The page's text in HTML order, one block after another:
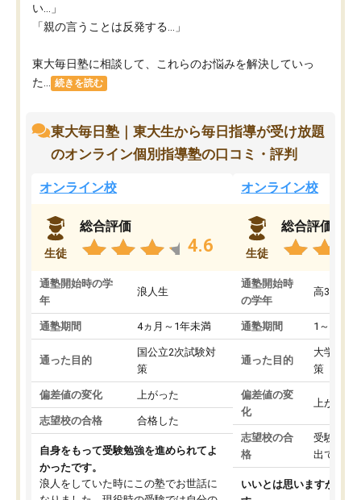
い…」
「親の言うことは反発する…」
東大毎日塾に相談して、これらのお悩みを解決していっ
た...
続きを読む
東大毎日塾｜東大生から毎日指導が受け放題
のオンライン個別指導塾の口コミ・評判
オンライン校
生徒
総合評価
4.6
通塾開始時の学
年
浪人生
通塾期間 4ヵ月～1年未満
通った目的
国公立2次試験対
策
偏差値の変化 上がった
志望校の合格 合格した
自身をもって受験勉強を進められてよ
かったです。
浪人をしていた時にこの塾でお世話に
オンライン校
生徒
総合評価
通塾開始時
の学年
高3
通塾期間 1～3ヵ月
通った目的
大学入学
策
偏差値の変
化
上がった
志望校の合
格
受験して
出ていな
いいとは思いますが、料